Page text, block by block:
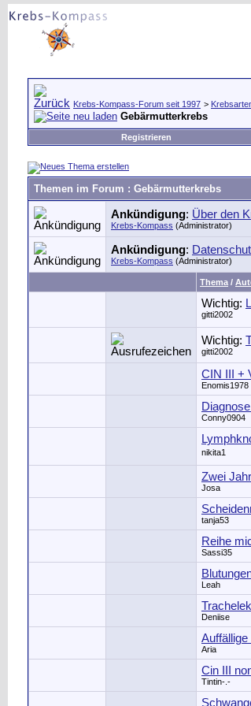
Krebs-Kompass-Forum seit 1997 >
Gebärmutterkrebs
Registrieren
Themen im Forum : Gebärmutterkrebs
Ankündigung: Über den
Krebs-Kompass (Administrator)
Ankündigung:
Krebs-Kompass (Administrator)
Thema /
Wichtig:
gitti2002
Wichtig:
gitti2002
CIN III +
Enomis1978
Conny0904
nikita1
Zwei
Josa
tanja53
Reihe
Sassi35
Leah
Deniise
Aria
Cin III
Tintin-.-